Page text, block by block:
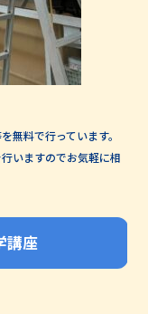
無料で行っています。
いますのでお気軽に相
講座